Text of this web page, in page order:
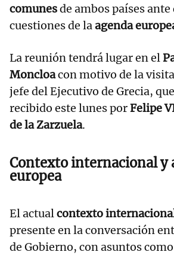
comunesde ambos países
cuestiones de laagenda
La reunión tendrá lugar en el
Moncloacon motivo de la
jefe del Ejecutivo de Grecia,
recibido este lunes porFelipe
de la Zarzuela.
Contexto internacional y
europea
El actualcontexto
presente en la conversación
de Gobierno, con asuntos